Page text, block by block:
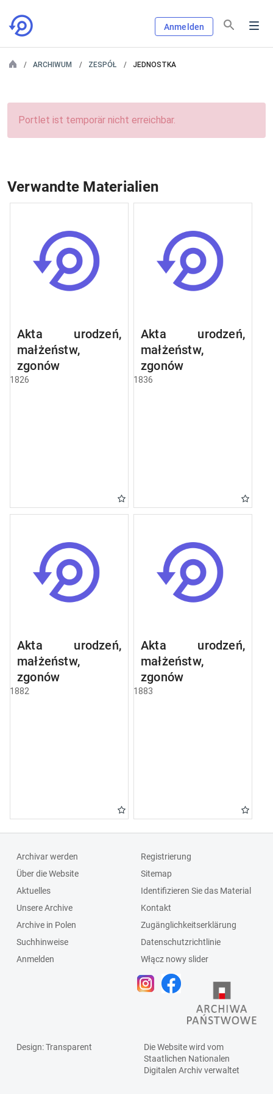
Anmelden
ARCHIWUM ZESPÓŁ JEDNOSTKA
Portlet ist temporär nicht erreichbar.
Verwandte Materialien
Akta urodzeń,
małżeństw,
zgonów
1826
Akta urodzeń,
małżeństw,
zgonów
1836
Akta urodzeń,
małżeństw,
zgonów
1882
Akta urodzeń,
małżeństw,
zgonów
1883
Archivar werden
Über die Website
Aktuelles
Unsere Archive
Archive in Polen
Suchhinweise
Anmelden
Registrierung
Sitemap
Identifizieren Sie das Material
Kontakt
Zugänglichkeitserklärung
Datenschutzrichtlinie
Włącz nowy slider
Design: Transparent
Die Website wird vom
Staatlichen Nationalen
Digitalen Archivverwaltet